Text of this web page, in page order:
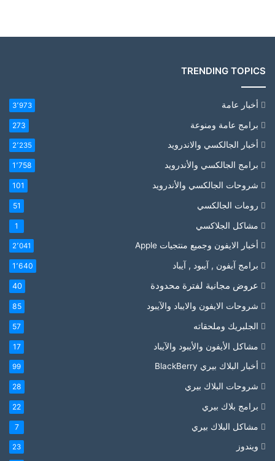
TRENDING TOPICS
أخبار عامة 3٬973
برامج عامة ومنوعة 273
أخبار الجالكسي والاندرويد 2٬235
برامج الجالكسي والأندرويد 1٬758
شروحات الجالكسي والأندرويد 101
رومات الجالكسي 51
مشاكل الجلاكسي 1
أخبار الايفون وجميع منتجيات Apple 2٬041
برامج آيفون , آيبود , آيباد 1٬640
عروض مجانية لفترة محدودة 40
شروحات الايفون والايباد والآيبود 85
الجلبريك وملحقاته 57
مشاكل الأيفون والأيبود والآيباد 17
أخبار البلاك بيري BlackBerry 99
شروحات البلاك بيري 28
برامج بلاك بيري 22
مشاكل البلاك بيري 7
ويندوز 23